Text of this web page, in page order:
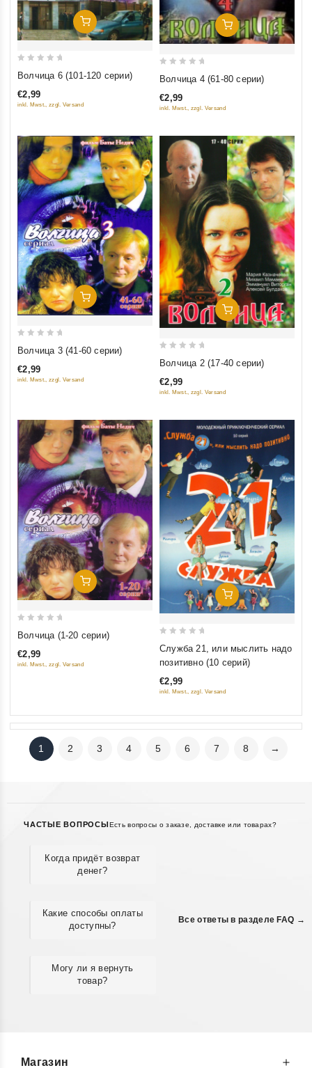
Добавить В Корзину
of
Волчица 6 (101-120 серии)
€2,99
inkl. Mwst., zzgl. Versand
Добавить В Корзину
of
Волчица 4 (61-80 серии)
€2,99
inkl. Mwst., zzgl. Versand
Добавить В Корзину
of
Волчица 3 (41-60 серии)
€2,99
inkl. Mwst., zzgl. Versand
Добавить В Корзину
of
Волчица 2 (17-40 серии)
€2,99
inkl. Mwst., zzgl. Versand
Добавить В Корзину
of
Волчица (1-20 серии)
€2,99
inkl. Mwst., zzgl. Versand
Добавить В Корзину
out
5
Служба 21, или мыслить надо
позитивно (10 серий)
€2,99
inkl. Mwst., zzgl. Versand
1 2 3 4 5 6 7 8 →
ЧАСТЫЕ ВОПРОСЫ Есть вопросы о заказе, доставке или товарах?
Когда придёт возврат
денег?
Какие способы оплаты
доступны?
Могу ли я вернуть
товар?
Все ответы в разделе FAQ →
Магазин